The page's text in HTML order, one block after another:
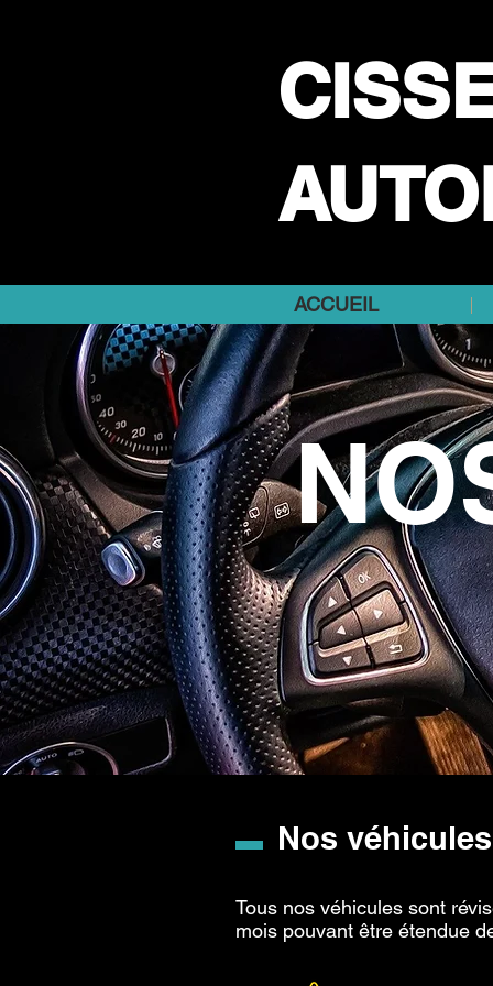
ACCUEIL
Nos véhicules
Tous nos véhicules sont
mois pouvant être étendue